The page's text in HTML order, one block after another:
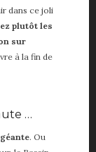
dans ce joli
plutôt les
sur
à la fin de
…
. Ou